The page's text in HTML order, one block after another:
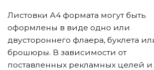
Листовки А4 формата могут быть
оформлены в виде одно или
двустороннего флаера, буклета
брошюры. В зависимости от
поставленных рекламных целей и